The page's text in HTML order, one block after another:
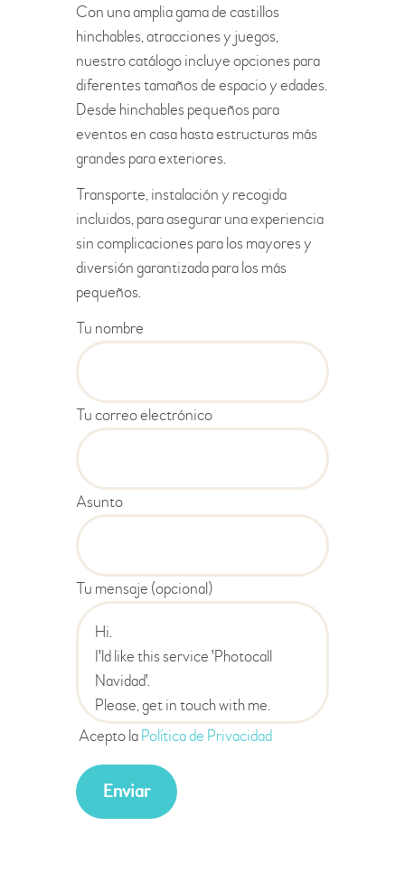
Con una amplia gama de castillos
hinchables, atracciones y juegos,
nuestro catálogo incluye opciones para
diferentes tamaños de espacio y edades.
Desde hinchables pequeños para
eventos en casa hasta estructuras más
grandes para exteriores.
Transporte, instalación y recogida
incluidos, para asegurar una experiencia
sin complicaciones para los mayores y
diversión garantizada para los más
pequeños.
Tu nombre
Tu correo electrónico
Asunto
Tu mensaje (opcional)
Acepto laPolítica de Privacidad